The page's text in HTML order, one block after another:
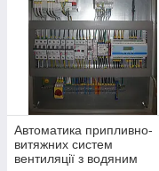
Автоматика припливно-
витяжних систем
вентиляції з водяним